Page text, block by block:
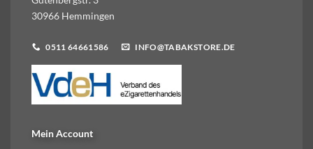
30966 Hemmingen
0511 64661586 INFO@TABAKSTORE.DE
Mein Account